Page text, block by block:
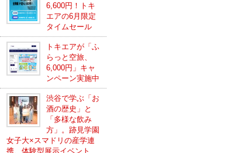
6,600円！トキ
エアの6月限定
タイムセール
トキエアが「ふ
らっと空旅、
6,000円」キャ
ンペーン実施中
渋谷で学ぶ「お
酒の歴史」と
「多様な飲み
方」。跡見学園
女子大×スマドリの産学連
携、体験型展示イベント